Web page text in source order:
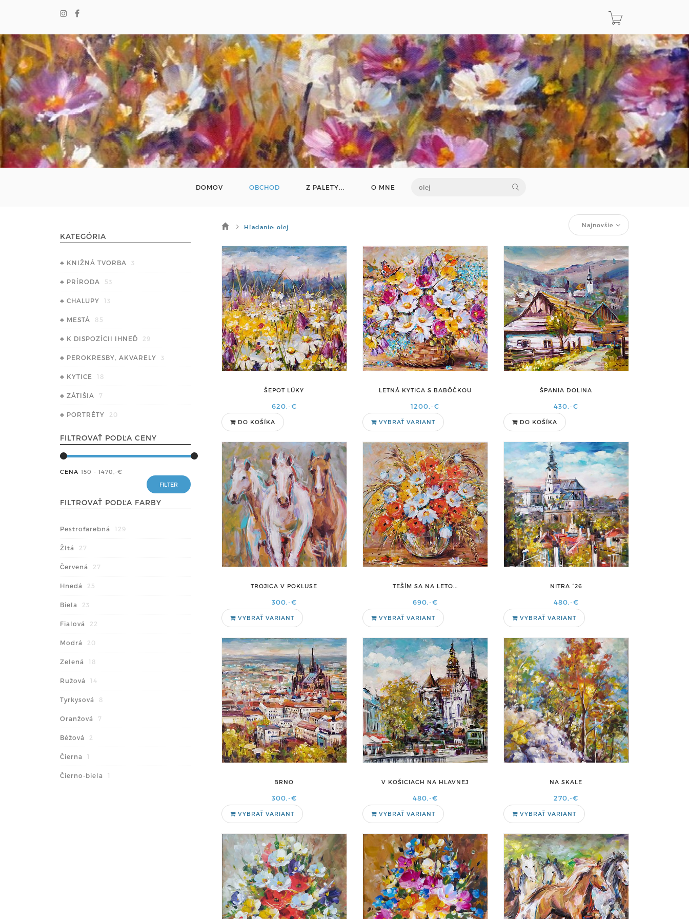
DOMOV OBCHOD Z PALETY... O MNE
KATEGÓRIA
♣ KNIŽNÁ TVORBA 3
♣ PRÍRODA 53
♣ CHALUPY 13
♣ MESTÁ 85
♣ K DISPOZÍCII IHNEĎ 29
♣ PEROKRESBY, AKVARELY 3
♣ KYTICE 18
♣ ZÁTIŠIA 7
♣ PORTRÉTY 20
FILTROVAŤ PODĽA CENY
CENA 150 - 1470 ,-€
FILTROVAŤ PODĽA FARBY
Pestrofarebná 129
Žltá 27
Červená 27
Hnedá 25
Biela 23
Fialová 22
Modrá 20
Zelená 18
Ružová 14
Tyrkysová 8
Oranžová 7
Béžová 2
Čierna 1
Čierno-biela 1
Hľadanie: olej Najnovšie
ŠEPOT LÚKY
620,-€
DO KOŠÍKA
LETNÁ KYTICA S BABÔČKOU
1200,-€
VYBRAŤ VARIANT
ŠPANIA DOLINA
430,-€
DO KOŠÍKA
TROJICA V POKLUSE
300,-€
VYBRAŤ VARIANT
TEŠÍM SA NA LETO...
690,-€
VYBRAŤ VARIANT
NITRA ´26
480,-€
VYBRAŤ VARIANT
BRNO
300,-€
VYBRAŤ VARIANT
V KOŠICIACH NA HLAVNEJ
480,-€
VYBRAŤ VARIANT
NA SKALE
270,-€
VYBRAŤ VARIANT